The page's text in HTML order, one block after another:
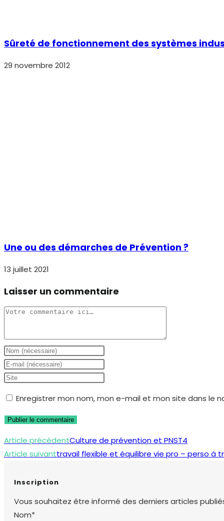
Sûreté de fonctionnement des systèmes
29 novembre 2012
Une ou des démarches de Prévention ?
13 juillet 2021
Laisser un commentaire
Comment
Enter
your
name
username
to
Enter
your
address
to
Saisir
de
votre
(facultatif)
Enregistrer mon nom, mon e-mail et mon site dans le
Read
more
Article précédentCulture de prévention et PNST4
Article suivanttravail flexible et équilibre vie pro – perso à
Inscription
Vous souhaitez être informé des derniers articles
Nom*